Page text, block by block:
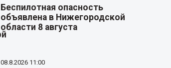
Беспилотная опасность
объявлена в Нижегородской
области 8 августа
08.8.2026 11:00